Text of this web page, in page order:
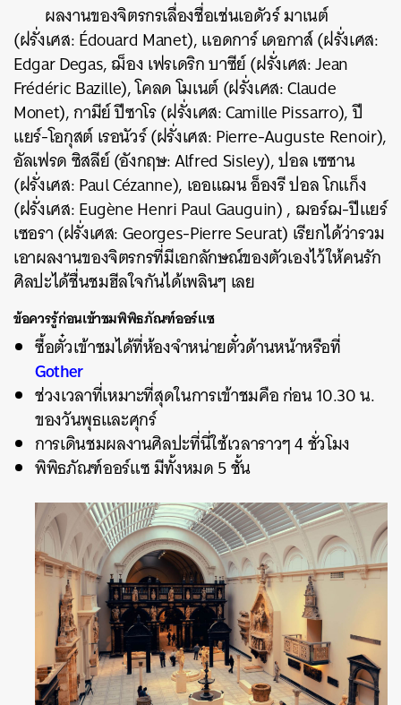
ผลงานของจิตรกรเลื่องชื่อเช่นเอดัวร์ มาเนต์
(ฝรั่งเศส: Édouard Manet),แอดการ์ เดอกาส์(ฝรั่งเศส:
Edgar Degas, ฌ็อง เฟรเดริก บาซีย์ (ฝรั่งเศส: Jean
Frédéric Bazille),โคลด โมเนต์(ฝรั่งเศส: Claude
Monet), กามีย์ ปีซาโร (ฝรั่งเศส: Camille Pissarro), ปี
แยร์-โอกุสต์ เรอนัวร์ (ฝรั่งเศส: Pierre-Auguste Renoir),
อัลเฟรด ซิสลีย์ (อังกฤษ: Alfred Sisley), ปอล เซซาน
(ฝรั่งเศส: Paul Cézanne), เออแฌน อ็องรี ปอล โกแก็ง
(ฝรั่งเศส: Eugène Henri Paul Gauguin) , ฌอร์ฌ-ปีแยร์
เซอรา (ฝรั่งเศส: Georges-Pierre Seurat) เรียกได้ว่ารวม
เอาผลงานของจิตรกรที่มีเอกลักษณ์ของตัวเองไว้ให้คนรัก
ศิลปะได้ชื่นชมฮีลใจกันได้เพลินๆ เลย
ข้อควรรู้ก่อนเข้าชมพิพิธภัณฑ์ออร์แซ
ซื้อตั๋วเข้าชมได้ที่ห้องจำหน่ายตั๋วด้านหน้าหรือที่
Gother
ช่วงเวลาที่เหมาะที่สุดในการเข้าชมคือ ก่อน 10.30 น.
ของวันพุธและศุกร์
การเดินชมผลงานศิลปะที่นี่ใช้เวลาราวๆ 4 ชั่วโมง
พิพิธภัณฑ์ออร์แซ มีทั้งหมด 5 ชั้น